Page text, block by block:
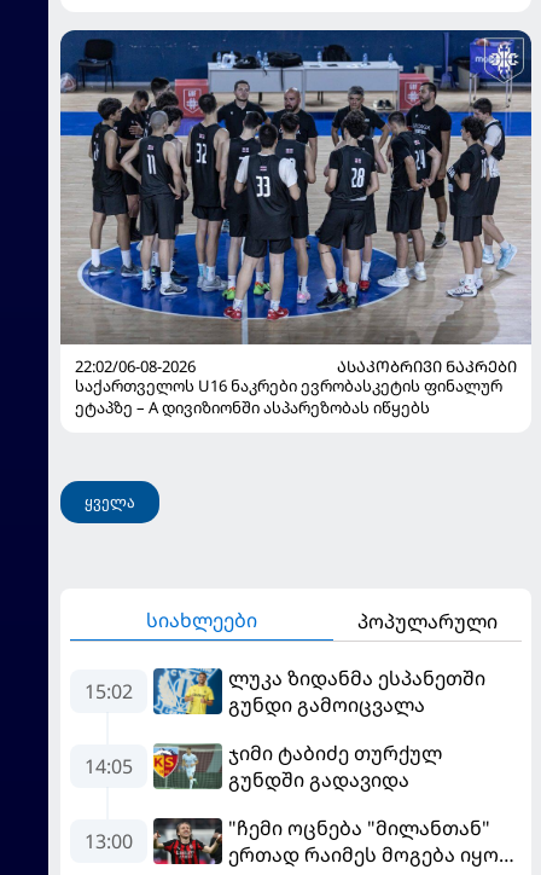
22:02/06-08-2026
ᲐᲡᲐᲙᲝᲑᲠᲘᲕᲘ ᲜᲐᲙᲠᲔᲑᲘ
საქართველოს U16 ნაკრები ევრობასკეტის ფინალურ
ეტაპზე – A დივიზიონში ასპარეზობას იწყებს
ყველა
სიახლეები პოპულარული
15:02
ლუკა ზიდანმა ესპანეთში
გუნდი გამოიცვალა
14:05
ჯიმი ტაბიძე თურქულ
გუნდში გადავიდა
13:00
"ჩემი ოცნება "მილანთან"
ერთად რაიმეს მოგება იყო" -